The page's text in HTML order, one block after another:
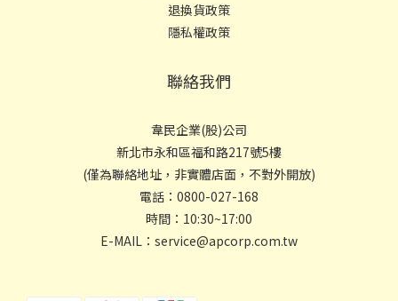
退換貨政策
隱私權政策
聯絡我們
韋民企業(股)公司
新北市永和區福和路217號5樓
(僅為聯絡地址，非實體店面，不對外開放)
電話：0800-027-168
時間：10:30~17:00
E-MAIL：service@apcorp.com.tw